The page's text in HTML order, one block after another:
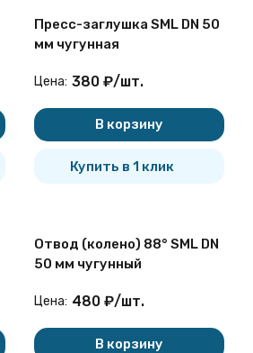
Пресс-заглушка SML DN 50
мм чугунная
Цена: 380 ₽/шт.
В корзину
Купить в 1 клик
Отвод (колено) 88° SML DN
50 мм чугунный
Цена: 480 ₽/шт.
В корзину